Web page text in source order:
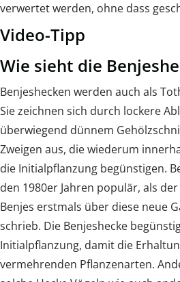
verwertet werden, ohne dass
Video-Tipp
Wie sieht die
Benjeshecken werden auch als
Sie zeichnen sich durch lockere
überwiegend dünnem
Zweigen aus, die wiederum
die Initialpflanzung begünstigen.
den 1980er Jahren populär, als
Benjes erstmals über diese neue
schrieb. Die Benjeshecke
Initialpflanzung, damit die
vermehrenden Pflanzenarten.